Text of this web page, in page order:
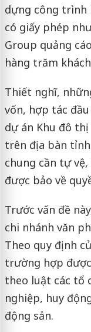
dựng công trình
có giấy phép
Group quảng
hàng trăm
Thiết nghĩ,
vốn, hợp tác
dự án Khu đô
trên địa bàn
chung cần tự
được bảo về
Trước vấn đề
chi nhánh văn
Theo quy định
trường hợp
theo luật các tổ
nghiệp, huy
động sản.